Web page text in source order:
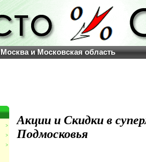
Москва и Московская область
>
>
>
Акции и Скидки в
Подмосковья